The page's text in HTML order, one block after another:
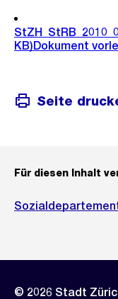
KB)Dokument
Seite
Für diesen Inhalt
© 2026 Stadt